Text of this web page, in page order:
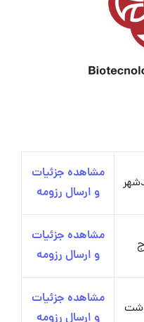
مشاهده جزئیات
و ارسال رزومه
مشاهده جزئیات
و ارسال رزومه
مشاهده جزئیات
و ارسال رزومه